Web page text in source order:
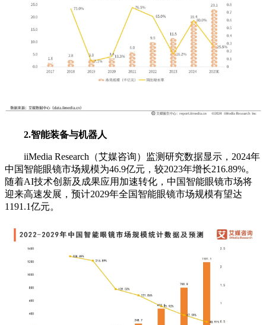
2.智能装备与机器人
iiMedia Research（艾媒咨询）监测研究数据显示，2024年
中国智能眼镜市场规模为46.9亿元，较2023年增长216.89%。
随着AI技术创新及成果应用加速转化，中国智能眼镜市场将
迎来高速发展，预计2029年全国智能眼镜市场规模有望达
1191.1亿元。